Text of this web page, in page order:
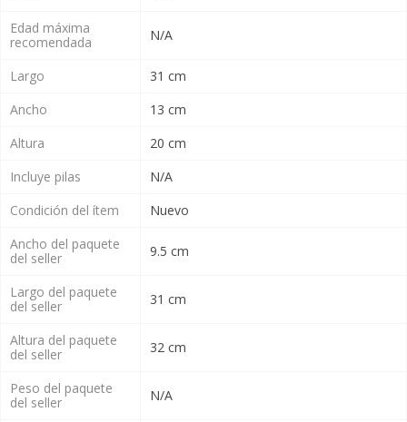
Edad máxima
recomendada
N/A
Largo
31 cm
Ancho
13 cm
Altura
20 cm
Incluye pilas
N/A
Condición del ítem
Nuevo
Ancho del paquete
del seller
9.5 cm
Largo del paquete
del seller
31 cm
Altura del paquete
del seller
32 cm
Peso del paquete
del seller
N/A